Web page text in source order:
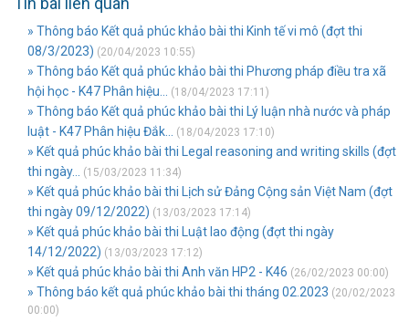
» Thông báo Kết quả phúc khảo bài thi Kinh tế vi mô (đợt thi
08/3/2023) (20/04/2023 10:55)
» Thông báo Kết quả phúc khảo bài thi Phương pháp điều tra xã
hội học - K47 Phân hiệu...
(18/04/2023 17:11)
» Thông báo Kết quả phúc khảo bài thi Lý luận nhà nước và pháp
luật - K47 Phân hiệu Đắk...
(18/04/2023 17:10)
» Kết quả phúc khảo bài thi Legal reasoning and writing skills (đợt
thi ngày...
(15/03/2023 11:34)
» Kết quả phúc khảo bài thi Lịch sử Đảng Cộng sản Việt Nam (đợt
thi ngày 09/12/2022) (13/03/2023 17:14)
» Kết quả phúc khảo bài thi Luật lao động (đợt thi ngày
14/12/2022) (13/03/2023 17:12)
» Kết quả phúc khảo bài thi Anh văn HP2 - K46 (26/02/2023 00:00)
» Thông báo kết quả phúc khảo bài thi tháng 02.2023 (20/02/2023
00:00)